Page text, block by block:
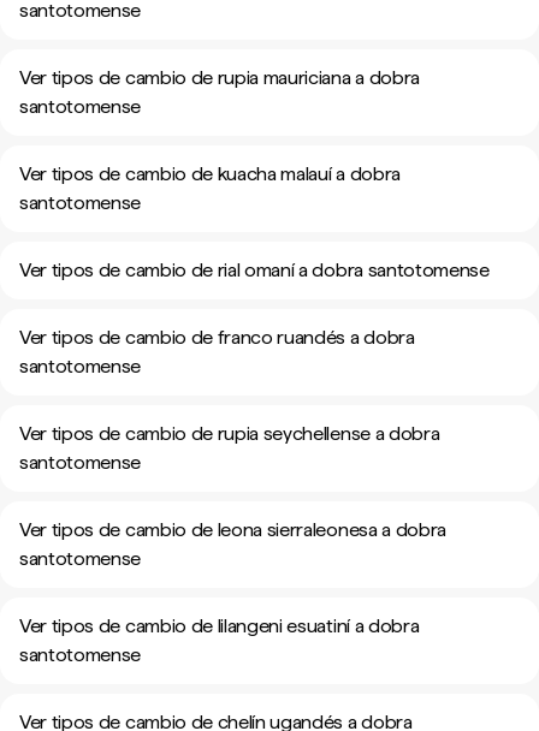
santotomense
Ver tipos de cambio de rupia mauriciana a dobra
santotomense
Ver tipos de cambio de kuacha malauí a dobra
santotomense
Ver tipos de cambio de rial omaní a dobra santotomense
Ver tipos de cambio de franco ruandés a dobra
santotomense
Ver tipos de cambio de rupia seychellense a dobra
santotomense
Ver tipos de cambio de leona sierraleonesa a dobra
santotomense
Ver tipos de cambio de lilangeni esuatiní a dobra
santotomense
Ver tipos de cambio de chelín ugandés a dobra